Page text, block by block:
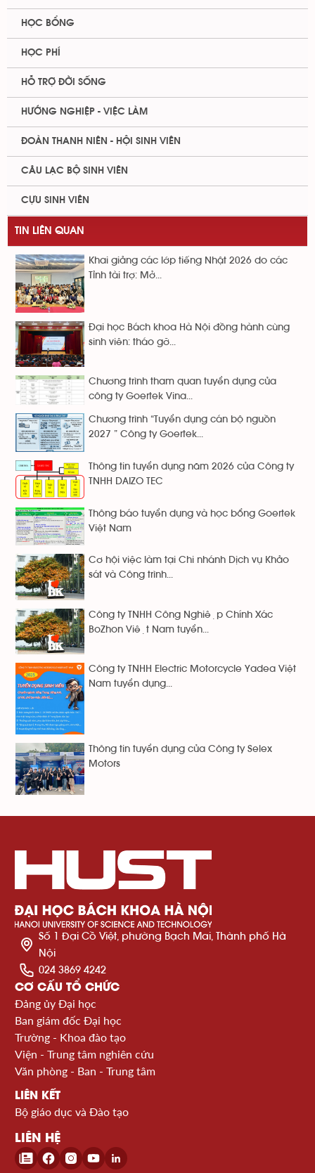
HỌC BỔNG
HỌC PHÍ
HỖ TRỢ ĐỜI SỐNG
HƯỚNG NGHIỆP - VIỆC LÀM
ĐOÀN THANH NIÊN - HỘI SINH VIÊN
CÂU LẠC BỘ SINH VIÊN
CỰU SINH VIÊN
TIN LIÊN QUAN
Khai giảng các lớp tiếng Nhật 2026 do các
Tỉnh tài trợ: Mở...
Đại học Bách khoa Hà Nội đồng hành cùng
sinh viên: tháo gỡ...
Chương trình tham quan tuyển dụng của
công ty Goertek Vina...
Chương trình “Tuyển dụng cán bộ nguồn
2027 ” Công ty Goertek...
Thông tin tuyển dụng năm 2026 của Công ty
TNHH DAIZO TEC
Thông báo tuyển dụng và học bổng Goertek
Việt Nam
Cơ hội việc làm tại Chi nhánh Dịch vụ Khảo
sát và Công trình...
Công ty TNHH Công Nghiệp Chính Xác
BoZhon Việt Nam tuyển...
Công ty TNHH Electric Motorcycle Yadea Việt
Nam tuyển dụng...
Thông tin tuyển dụng của Công ty Selex
Motors
Số 1 Đại Cồ Việt, phường Bạch Mai, Thành phố Hà
Nội
024 3869 4242
CƠ CẤU TỔ CHỨC
Đảng ủy Đại học
Ban giám đốc Đại học
Trường - Khoa đào tạo
Viện - Trung tâm nghiên cứu
Văn phòng - Ban - Trung tâm
LIÊN KẾT
Bộ giáo dục và Đào tạo
LIÊN HỆ